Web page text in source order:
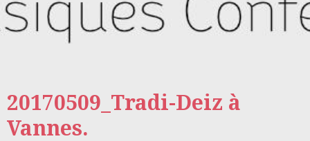
20170509_Tradi-Deiz à
Vannes.